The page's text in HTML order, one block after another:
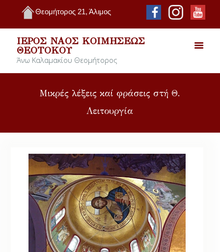
Θεομήτορος 21, Άλιμος
ΙΕΡΌΣ ΝΑΌΣ ΚΟΙΜΉΣΕΩΣ
ΘΕΟΤΌΚΟΥ
Άνω Καλαμακίου Θεομήτορος
Μικρές λέξεις καί φράσεις στή Θ.
Λειτουργία